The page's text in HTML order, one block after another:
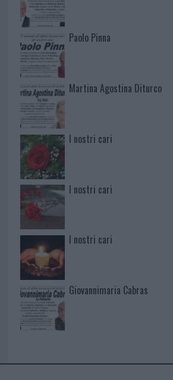
Paolo Pinna
Martina Agostina Diturco
I nostri cari
I nostri cari
I nostri cari
Giovannimaria Cabras